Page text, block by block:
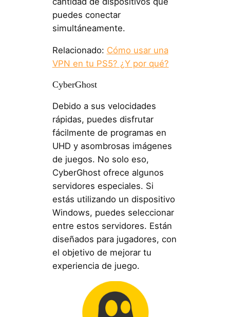
puedes conectar
simultáneamente.
Relacionado: Cómo usar una
VPN en tu PS5? ¿Y por qué?
CyberGhost
Debido a sus velocidades
rápidas, puedes disfrutar
fácilmente de programas en
UHD y asombrosas imágenes
de juegos. No solo eso,
CyberGhost ofrece algunos
servidores especiales. Si
estás utilizando un dispositivo
Windows, puedes seleccionar
entre estos servidores. Están
diseñados para jugadores, con
el objetivo de mejorar tu
experiencia de juego.